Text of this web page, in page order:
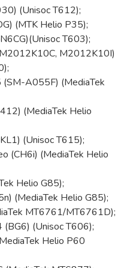
(Unisoc T612);
(MTK Helio P35);
T603);
M2012K10I)
(SM-A055F) (MediaTek
(MediaTek Helio
(Unisoc T615);
(CH6i) (MediaTek Helio
Helio G85);
(MediaTek Helio G85);
MT6761/MT6761D);
(BG6) (Unisoc T606);
Helio P60